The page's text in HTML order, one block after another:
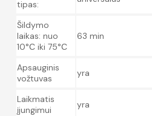
tipas:
Šildymo
laikas: nuo
10°С iki 75°С
63 min
Apsauginis
vožtuvas
yra
Laikmatis
įjungimui
yra